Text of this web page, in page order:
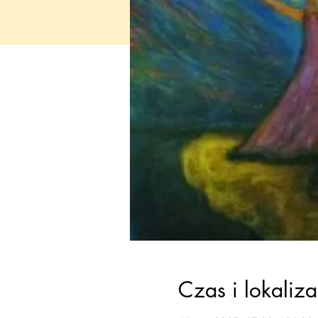
Czas i